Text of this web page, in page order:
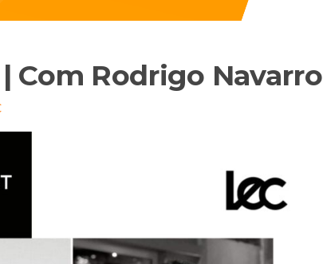
Com Rodrigo Navarro